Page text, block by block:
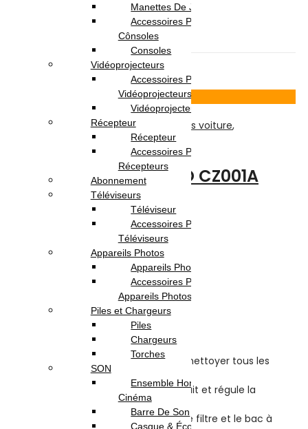
Related products
MOTO | SPORTS & LOISIRS, Accessoires voiture,
Aspirateur Voiture XO CZ001A
120W – NOIR
120 Watts
Temps de charge:4h
Type de batterie:lithium 7,4V
5 buses supplémentaires pour nettoyer tous les
coins et recoins de la voiture
Ajuste automatiquement le bruit et régule la
température de travail
Facile à entretenir – Nettoyez le filtre et le bac à
Manettes De Jeux
Accessoires Pour
Cônsoles
Consoles
Vidéoprojecteurs
Accessoires Pour
Vidéoprojecteurs
Vidéoprojecteur
Récepteur
Récepteur
Accessoires Pour
Récepteurs
Abonnement
Téléviseurs
Téléviseur
Accessoires Pour
Téléviseurs
Appareils Photos
Appareils Photo
Accessoires Pour
Appareils Photos
Piles et Chargeurs
Piles
Chargeurs
Torches
SON
Ensemble Home
Cinéma
Barre De Son
Casque & Écouteurs